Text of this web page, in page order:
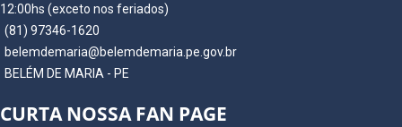
12:00hs (exceto nos feriados)
(81) 97346-1620
belemdemaria@belemdemaria.pe.gov.br
BELÉM DE MARIA - PE
CURTA NOSSA FAN PAGE